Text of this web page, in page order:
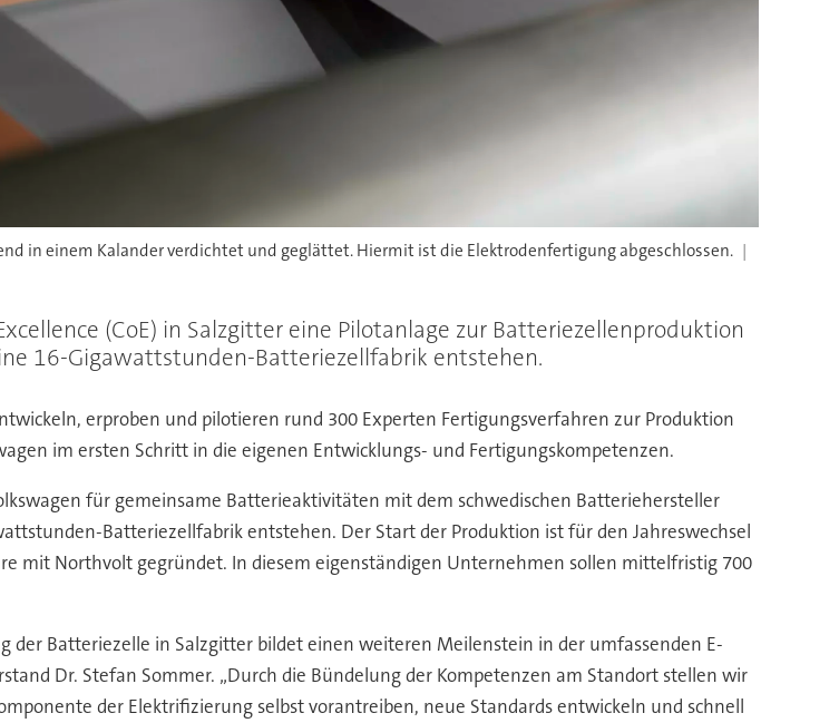
in einem Kalander verdichtet und geglättet. Hiermit ist die Elektrodenfertigung abgeschlossen.
(CoE) in Salzgitter eine Pilotanlage zur Batteriezellenproduktion
16-Gigawattstunden-Batteriezellfabrik entstehen.
erproben und pilotieren rund 300 Experten Fertigungsverfahren zur Produktion
im ersten Schritt in die eigenen Entwicklungs- und Fertigungskompetenzen.
für gemeinsame Batterieaktivitäten mit dem schwedischen Batteriehersteller
Batteriezellfabrik entstehen. Der Start der Produktion ist für den Jahreswechsel
mit Northvolt gegründet. In diesem eigenständigen Unternehmen sollen mittelfristig 700
Batteriezelle in Salzgitter bildet einen weiteren Meilenstein in der umfassenden E-
Dr. Stefan Sommer. „Durch die Bündelung der Kompetenzen am Standort stellen wir
der Elektrifizierung selbst vorantreiben, neue Standards entwickeln und schnell